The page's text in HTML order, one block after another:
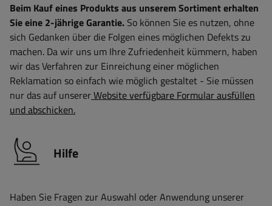
Beim Kauf eines Produkts aus unserem Sortiment erhalten
Sie eine 2-jährige Garantie. So können Sie es nutzen, ohne
sich Gedanken über die Folgen eines möglichen Defekts zu
machen. Da wir uns um Ihre Zufriedenheit kümmern, haben
wir das Verfahren zur Einreichung einer möglichen
Reklamation so einfach wie möglich gestaltet - Sie müssen
nur das auf unsererWebsite verfügbare Formular ausfüllen
und abschicken.
Hilfe
Haben Sie Fragen zur Auswahl oder Anwendung unserer